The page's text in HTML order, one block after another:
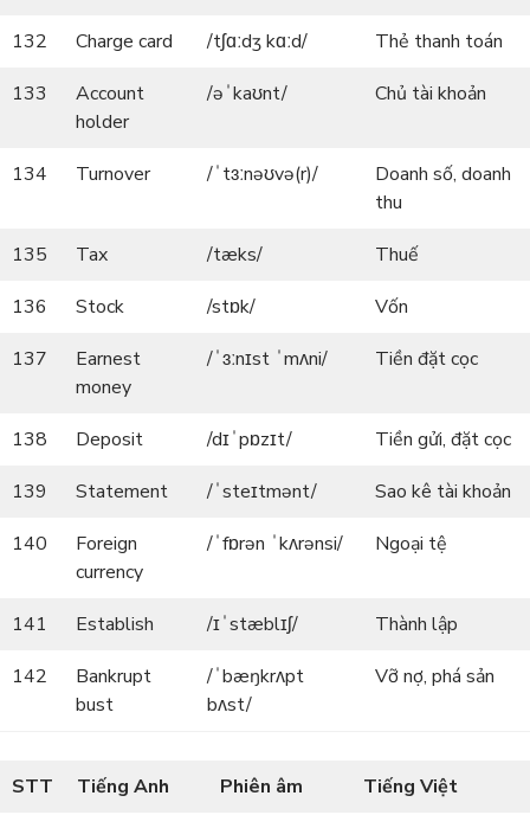
132
Charge card /tʃɑːdʒ kɑːd/
Thẻ thanh toán
133
Account
holder
/əˈkaʊnt/ Chủ tài khoản
134 Turnover /ˈtɜːnəʊvə(r)/
Doanh số, doanh
thu
135
Tax /tæks/
Thuế
136
Stock /stɒk/
Vốn
137
Earnest
money
/ˈɜːnɪst ˈmʌni/ Tiền đặt cọc
138 Deposit /dɪˈpɒzɪt/
Tiền gửi, đặt cọc
139
Statement /ˈsteɪtmənt/
Sao kê tài khoản
140
Foreign
currency
/ˈfɒrən ˈkʌrənsi/ Ngoại tệ
141 Establish /ɪˈstæblɪʃ/
Thành lập
142
Bankrupt
bust
/ˈbæŋkrʌpt
bʌst/
Vỡ nợ, phá sản
STT Tiếng Anh Phiên âm Tiếng Việt